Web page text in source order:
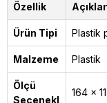
Özellik
Ürün Tipi Plastik
Malzeme Plastik
Ölçü
Seçenekl
164 x